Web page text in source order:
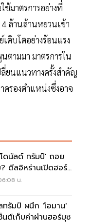
ช้มาตรการอย่างที่
4 ล้านล้านหยวนเข้า
ติบโตอย่างร้อนแรง
ามมา มาตรการใน
ยนแนวทางครั้งสำคัญ
ครองตำแหน่งซึ่งอาจ
โดนัลด์ ทรัมป์' ถอย
ดีลอิหร่านเปิดฮอร์
น.
ทรัมป์ ผนึก 'โอมาน'
นต์เก็บค่าผ่านฮอร์มุซ